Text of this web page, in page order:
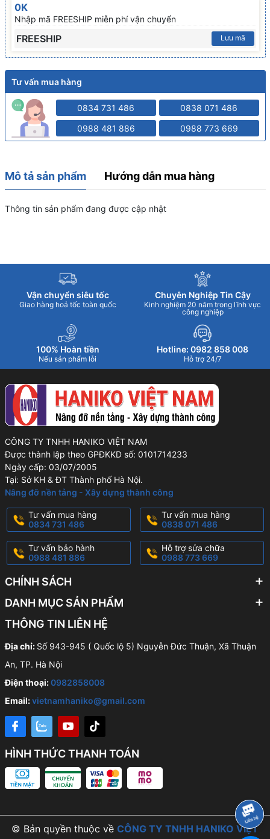
0K
Nhập mã FREESHIP miễn phí vận chuyển
FREESHIP Lưu mã
Tư vấn mua hàng
0834 731 486 0838 071 486
0988 481 886 0988 773 669
Mô tả sản phẩm Hướng dẫn mua hàng
Thông tin sản phẩm đang được cập nhật
Vận chuyển siêu tốc
Giao hàng hoả tốc toàn quốc
Chuyên Nghiệp Tin Cậy
Kinh nghiệm 20 năm trong lĩnh vực
công nghiệp
100% Hoàn tiền
Nếu sản phẩm lỗi
Hotline: 0982 858 008
Hỗ trợ 24/7
CÔNG TY TNHH HANIKO VIỆT NAM
Được thành lập theo GPĐKKD số: 0101714233
Ngày cấp: 03/07/2005
Tại: Sở KH & ĐT Thành phố Hà Nội.
Nâng đỡ nền tảng - Xây dựng thành công
Tư vấn mua hàng
0834 731 486
Tư vấn mua hàng
0838 071 486
Tư vấn bảo hành
0988 481 886
Hỗ trợ sửa chữa
0988 773 669
CHÍNH SÁCH
DANH MỤC SẢN PHẨM
THÔNG TIN LIÊN HỆ
Địa chỉ: Số 943-945 ( Quốc lộ 5) Nguyễn Đức Thuận, Xã Thuận
An, TP. Hà Nội
Điện thoại:0982858008
Email:vietnamhaniko@gmail.com
HÌNH THỨC THANH TOÁN
© Bản quyền thuộc về CÔNG TY TNHH HANIKO VIỆT